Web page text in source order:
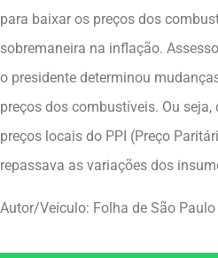
para baixar os preços dos
sobremaneira na inflação.
o presidente determinou
preços dos combustíveis. Ou
preços locais do PPI (Preço
repassava as variações dos
Autor/Veículo: Folha de São Paulo